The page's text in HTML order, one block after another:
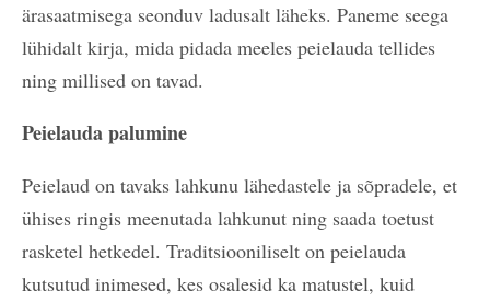
ärasaatmisega seonduv ladusalt läheks. Paneme seega
lühidalt kirja, mida pidada meeles peielauda tellides
ning millised on tavad.
Peielauda palumine
Peielaud on tavaks lahkunu lähedastele ja sõpradele, et
ühises ringis meenutada lahkunut ning saada toetust
rasketel hetkedel. Traditsiooniliselt on peielauda
kutsutud inimesed, kes osalesid ka matustel, kuid